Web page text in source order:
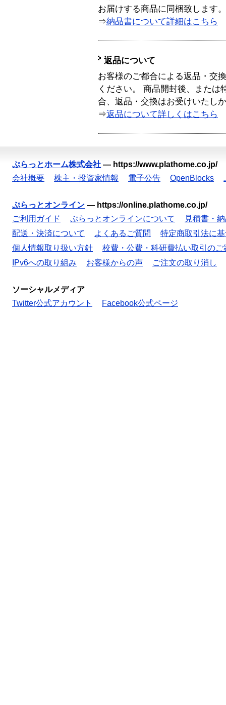
お届けする商品に同梱致します。
⇒納品書について詳細はこちら
返品について
お客様のご都合による返品・交
ください。 商品開封後、または
合、返品・交換はお受けいたし
⇒返品について詳しくはこちら
ぷらっとホーム株式会社 — https://www.plathome.co.jp/
会社概要
株主・投資家情報 電子公告 OpenBlocks
ぷらっとオンライン — https://online.plathome.co.jp/
ご利用ガイド
ぷらっとオンラインについて
見積書・
配送・決済について
よくあるご質問
特定商取引法に
個人情報取り扱い方針
校費・公費・科研費払い取引のご
IPv6への取り組み
お客様からの声 ご注文の取り消し
ソーシャルメディア
Twitter公式アカウント
Facebook公式ページ